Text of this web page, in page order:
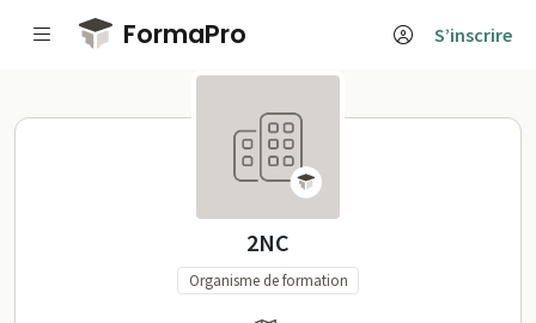
Passer au contenu principal
FormaPro S’inscrire
2NC sur FormaPro
2NC
Organisme de formation